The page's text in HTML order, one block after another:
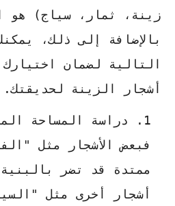
زينة، ثمار، سياج) هو
بالإضافة إلى ذلك،
التالية لضمان اختيارك
أشجار الزينة لحديقتك.
دراسة المساحة
فبعض الأشجار مثل
ممتدة قد تضر
أشجار أخرى مثل